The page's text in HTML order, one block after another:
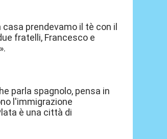
prendevamo il tè con il
fratelli, Francesco e
parla spagnolo, pensa in
l'immigrazione
è una città di